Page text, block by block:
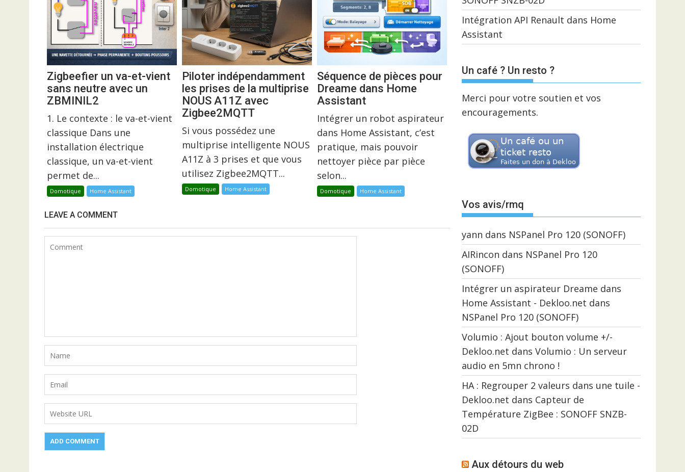
Zigbeefier un va-et-vient
sans neutre avec un
ZBMINIL2
1. Le contexte : le va-et-vient
classique Dans une
installation électrique
classique, un va-et-vient
permet de...
Domotique Home Assistant
Piloter indépendamment
les prises de la multiprise
NOUS A11Z avec
Zigbee2MQTT
Si vous possédez une
multiprise intelligente NOUS
A11Z à 3 prises et que vous
utilisez Zigbee2MQTT...
Domotique Home Assistant
Séquence de pièces pour
Dreame dans Home
Assistant
Intégrer un robot aspirateur
dans Home Assistant, c’est
pratique, mais pouvoir
nettoyer pièce par pièce
selon...
Domotique Home Assistant
LEAVE A COMMENT
Intégration API Renault dans Home
Assistant
Un café ? Un resto ?
Merci pour votre soutien et vos
encouragements.
Vos avis/rmq
yann dans NSPanel Pro 120 (SONOFF)
AIRincon dans NSPanel Pro 120
(SONOFF)
Intégrer un aspirateur Dreame dans
Home Assistant - Dekloo.net dans
NSPanel Pro 120 (SONOFF)
Volumio : Ajout bouton volume +/-
Dekloo.net dans Volumio : Un serveur
audio en 5mn chrono !
HA : Regrouper 2 valeurs dans une tuile -
Dekloo.net dans Capteur de
Température ZigBee : SONOFF SNZB-
02D
Aux détours du web